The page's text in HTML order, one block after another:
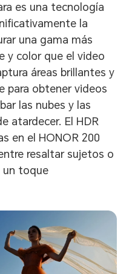
es una tecnología
la
una gama más
y color que el video
áreas brillantes y
para obtener videos
las nubes y las
atardecer. El HDR
en el HONOR 200
resaltar sujetos o
un toque